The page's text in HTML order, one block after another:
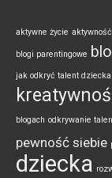
aktywne życie aktywność
blogi parentingowe
jak odkryć talent dziecka
blogach odkrywanie
pewność siebie
dziecka